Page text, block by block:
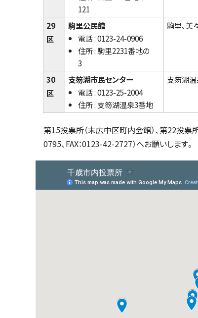
121
29
区
駒里公民館
電話 : 0123-24-0906
住所 : 駒里2231番地の
3
駒里、美
30
区
支笏湖市民センター
電話 : 0123-25-2004
住所 : 支笏湖温泉3番地
支笏湖温
第15投票所（末広中区町内会館）、第22投票
0795、FAX：0123-42-2727）へお願いします。